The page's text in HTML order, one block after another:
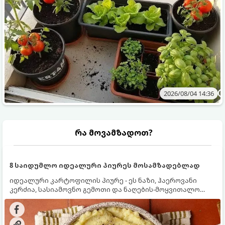
2026/08/04 14:36
რა მოვამზადოთ?
8 საიდუმლო იდეალური პიურეს მოსამზადებლად
იდეალური კარტოფილის პიურე - ეს ნაზი, ჰაეროვანი
კერძია, სასიამოვნო გემოთი და ნაღების-მოყვითალო
ფერით. მისი მომზადება ძალიან მარტივია, მაგრამ
არსებობს რამდენიმე საიდუმლო, რომლებიც უნდა
იცოდეთ, რომ პიურე იდეალურად გემრიელი გამოვიდეს.